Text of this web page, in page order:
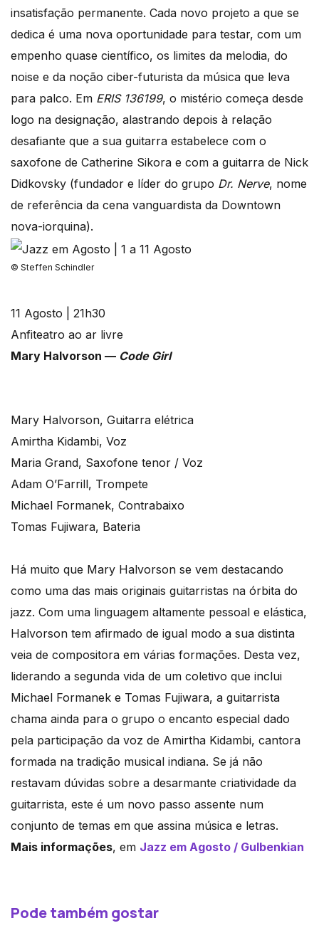
insatisfação permanente. Cada novo projeto a que se
dedica é uma nova oportunidade para testar, com um
empenho quase científico, os limites da melodia, do
noise e da noção ciber-futurista da música que leva
para palco. Em ERIS 136199, o mistério começa desde
logo na designação, alastrando depois à relação
desafiante que a sua guitarra estabelece com o
saxofone de Catherine Sikora e com a guitarra de Nick
Didkovsky (fundador e líder do grupo Dr. Nerve, nome
de referência da cena vanguardista da Downtown
nova-iorquina).
© Steffen Schindler
11 Agosto | 21h30
Anfiteatro ao ar livre
Mary Halvorson — Code Girl
Mary Halvorson, Guitarra elétrica
Amirtha Kidambi, Voz
Maria Grand, Saxofone tenor / Voz
Adam O’Farrill, Trompete
Michael Formanek, Contrabaixo
Tomas Fujiwara, Bateria
Há muito que Mary Halvorson se vem destacando
como uma das mais originais guitarristas na órbita do
jazz. Com uma linguagem altamente pessoal e elástica,
Halvorson tem afirmado de igual modo a sua distinta
veia de compositora em várias formações. Desta vez,
liderando a segunda vida de um coletivo que inclui
Michael Formanek e Tomas Fujiwara, a guitarrista
chama ainda para o grupo o encanto especial dado
pela participação da voz de Amirtha Kidambi, cantora
formada na tradição musical indiana. Se já não
restavam dúvidas sobre a desarmante criatividade da
guitarrista, este é um novo passo assente num
conjunto de temas em que assina música e letras.
Mais informações, em Jazz em Agosto / Gulbenkian
Pode também gostar